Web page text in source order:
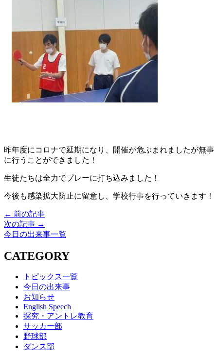
昨年度にコロナで延期になり、開催が危ぶまれましたが無事
に行うことができました！
生徒たちは全力でプレーに打ち込みました！
今後も感染拡大防止に留意し、学校行事を行っていきます！
← 前の記事
次の記事 →
今日の出来事一覧
CATEGORY
トピックス一覧
今日の出来事
お知らせ
English Speech
探究・アントレ教育
サッカー部
野球部
ダンス部